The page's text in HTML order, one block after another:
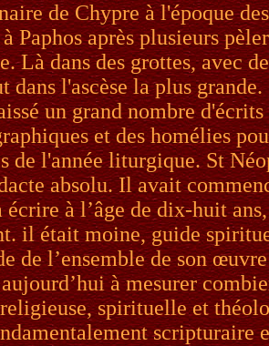
de Chypre à l'époque
Paphos après plusieurs
Là dans des grottes, avec
dans l'ascèse la plus
un grand nombre d'écrits
et des homélies
de l'année liturgique. St
absolu. Il avait
écrire à l’âge de dix-huit
il était moine, guide
de l’ensemble de son
à mesurer
religieuse, spirituelle et
scripturaire